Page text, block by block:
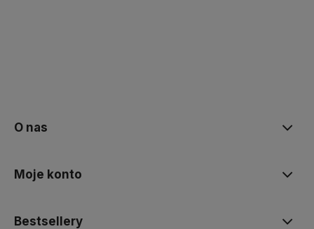
O nas
Moje konto
Bestsellery